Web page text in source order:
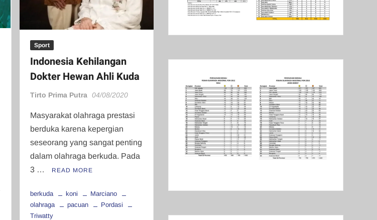
Sport
Indonesia Kehilangan
Dokter Hewan Ahli Kuda
Tirto Prima Putra 04/08/2020
Masyarakat olahraga prestasi
berduka karena kepergian
seseorang yang sangat penting
dalam olahraga berkuda. Pada
3 …
READ MORE
berkuda koni
Marciano
olahraga
pacuan
Pordasi
Triwatty